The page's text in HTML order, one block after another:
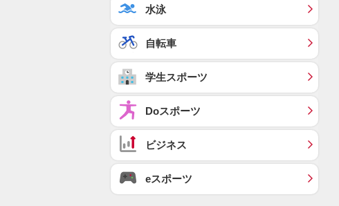
水泳
自転車
学生スポーツ
Doスポーツ
ビジネス
eスポーツ